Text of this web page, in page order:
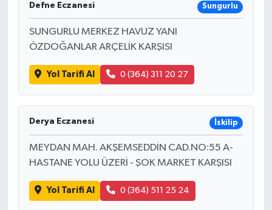
Defne Eczanesi Sungurlu
SUNGURLU MERKEZ HAVUZ YANI
ÖZDOĞANLAR ARÇELİK KARŞISI
Yol Tarifi Al 0 (364) 311 20 27
Derya Eczanesi İskilip
MEYDAN MAH. AKŞEMSEDDİN CAD.NO:55 A-
HASTANE YOLU ÜZERİ - ŞOK MARKET KARŞISI
Yol Tarifi Al 0 (364) 511 25 24